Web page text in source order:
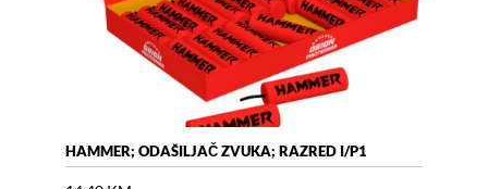
HAMMER; ODAŠILJAČ ZVUKA; RAZRED I/P1